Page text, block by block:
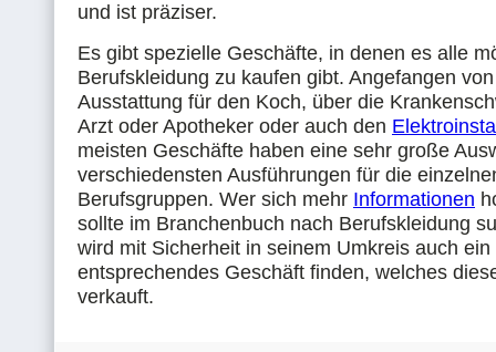
und ist präziser.
Es gibt spezielle Geschäfte, in denen es alle
Berufskleidung zu kaufen gibt. Angefangen
Ausstattung für den Koch, über die
Arzt oder Apotheker oder auch den
meisten Geschäfte haben eine sehr große
verschiedensten Ausführungen für die
Berufsgruppen. Wer sich mehr Informationen
sollte im Branchenbuch nach Berufskleidung
wird mit Sicherheit in seinem Umkreis auch ein
entsprechendes Geschäft finden, welches
verkauft.